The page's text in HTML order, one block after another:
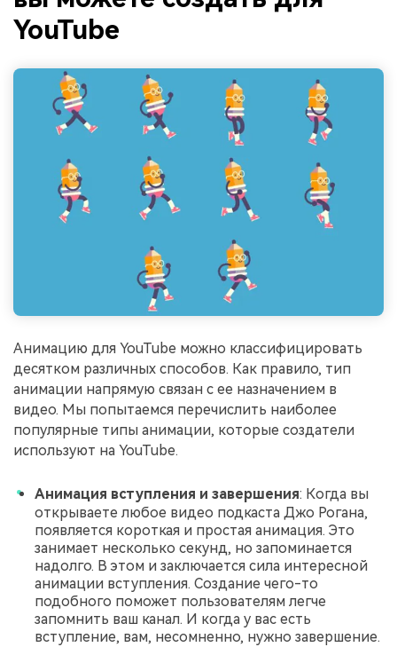
YouTube
Анимацию для YouTube можно классифицировать
десятком различных способов. Как правило, тип
анимации напрямую связан с ее назначением в
видео. Мы попытаемся перечислить наиболее
популярные типы анимации, которые создатели
используют на YouTube.
Анимация вступления и завершения: Когда вы
открываете любое видео подкаста Джо Рогана,
появляется короткая и простая анимация. Это
занимает несколько секунд, но запоминается
надолго. В этом и заключается сила интересной
анимации вступления. Создание чего-то
подобного поможет пользователям легче
запомнить ваш канал. И когда у вас есть
вступление, вам, несомненно, нужно завершение.